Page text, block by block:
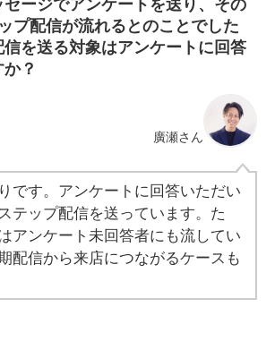
セージでアンケートを送り、その
プ配信が流れるとのことでした
を送る対象はアンケートに回答
？
廣瀬さん
です。アンケートに回答いただい
テップ配信を送っています。 た
アンケート未回答者にも流してい
配信から来店につながるケースも